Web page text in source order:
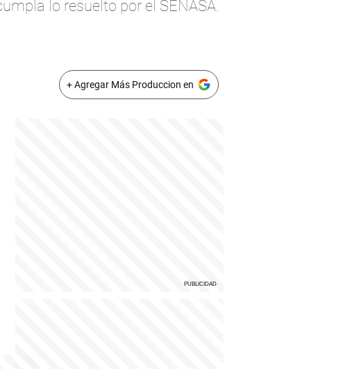
lo resuelto por el SENASA.
+ Agregar Más Produccion en